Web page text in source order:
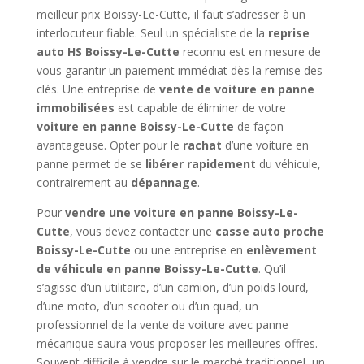
meilleur prix Boissy-Le-Cutte, il faut s’adresser à un
interlocuteur fiable. Seul un spécialiste de la reprise
auto HS Boissy-Le-Cutte reconnu est en mesure de
vous garantir un paiement immédiat dès la remise des
clés. Une entreprise de vente de voiture en panne
immobilisées est capable de éliminer de votre
voiture en panne Boissy-Le-Cutte de façon
avantageuse. Opter pour le rachat d’une voiture en
panne permet de se libérer rapidement du véhicule,
contrairement au dépannage.
Pour vendre une voiture en panne Boissy-Le-
Cutte, vous devez contacter une casse auto proche
Boissy-Le-Cutte ou une entreprise en enlèvement
de véhicule en panne Boissy-Le-Cutte. Qu’il
s’agisse d’un utilitaire, d’un camion, d’un poids lourd,
d’une moto, d’un scooter ou d’un quad, un
professionnel de la vente de voiture avec panne
mécanique saura vous proposer les meilleures offres.